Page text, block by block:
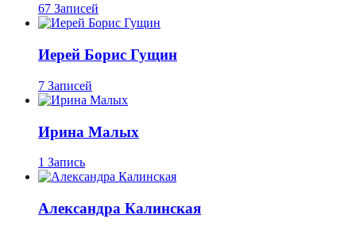
67 Записей
Иерей Борис Гущин
7 Записей
Ирина Малых
1 Запись
Александра Калинская